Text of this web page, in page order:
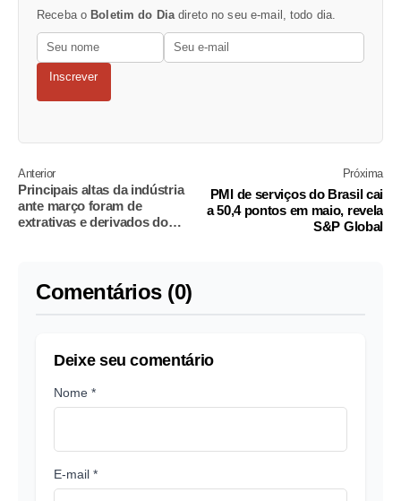
Receba o Boletim do Diadireto no seu e-mail, todo dia.
Inscrever
Anterior
Principais altas da indústria
ante março foram de
extrativas e derivados do
Próxima
PMI de serviços do Brasil cai
a 50,4 pontos em maio, revela
S&P Global
Comentários (0)
Deixe seu comentário
Nome *
E-mail *